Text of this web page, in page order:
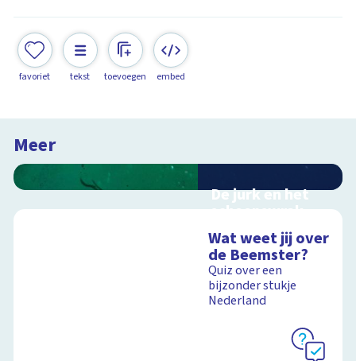
favoriet tekst toevoegen embed
Meer
De jurk en het
scheepswrak
zoektocht naar een
scheepswrak
Wat weet jij over
de Beemster?
Quiz over een
bijzonder stukje
Nederland